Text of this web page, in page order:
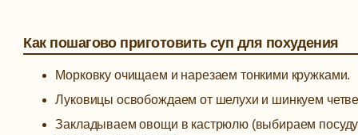
Как пошагово приготовить суп для похудения
Морковку очищаем и нарезаем тонкими кружками.
Луковицы освобождаем от шелухи и шинкуем
Закладываем овощи в кастрюлю (выбираем посуду